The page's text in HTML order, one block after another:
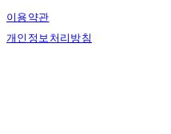
이용약관
개인정보처리방침